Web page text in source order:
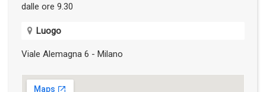
dalle ore 9.30
Luogo
Viale Alemagna 6 - Milano